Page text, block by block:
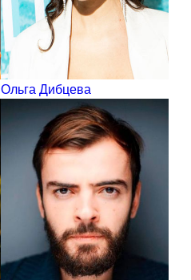
Ольга Дибцева